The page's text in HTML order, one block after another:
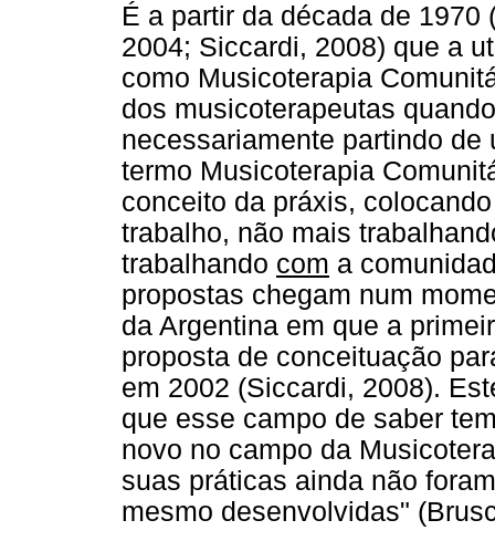
É a partir da década de
2004; Siccardi, 2008) que a
como Musicoterapia
dos musicoterapeutas
necessariamente partindo
termo Musicoterapia
conceito da práxis,
trabalho, não mais
trabalhando com a
propostas chegam num
da Argentina em que a
proposta de conceituação
em 2002 (Siccardi, 2008).
que esse campo de saber
novo no campo da
suas práticas ainda não
mesmo desenvolvidas"